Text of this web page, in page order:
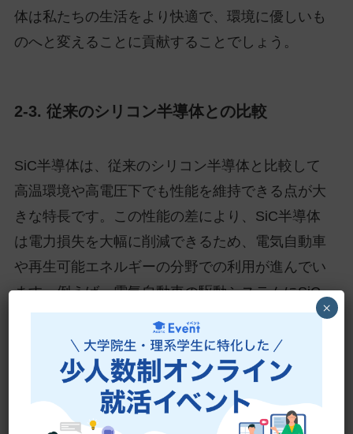
体は私たちの生活をより快適で、環境に優しいも
のへと変えることに貢献することでしょう。
2-3. 従来のシリコン半導体との比較
SiC半導体は、従来のシリコン半導体と比較して
高温環境や高電圧下でも性能を維持できる点が大
きな特長です。この性能の差により、SiC半導体
は電力損失を大幅に削減できるため、電気自動車
や再生可能エネルギーの分野での利用が進んでい
ます。例えば、電気自動車の駆動システムにSiC
半導体を使用することで、エネルギー効率が向上
し、車両の航続距離を延ばすことが可能になりま
す。また、風力発電や太陽光発電のような再生可
能エネルギーシステムでは、SiC半導体を用いる
ことで、変換効率の向上とシステムのコンパクト
×